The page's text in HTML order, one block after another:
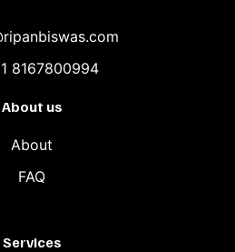
8167800994
About us
About
FAQ
Services